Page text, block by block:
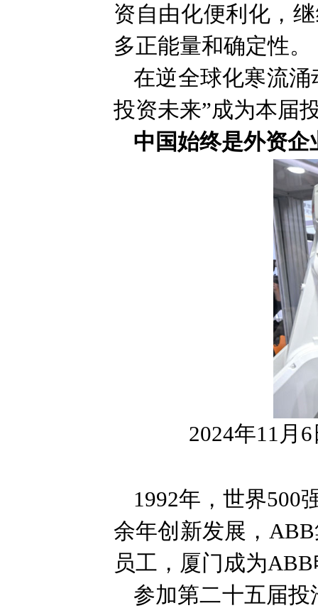
资自由化便利化，
多正能量和确定性。
在逆全球化寒流
投资未来”成为本届
中国始终是外资
2024年11月6
1992年，世界500
余年创新发展，
员工，厦门成为
参加第二十五届